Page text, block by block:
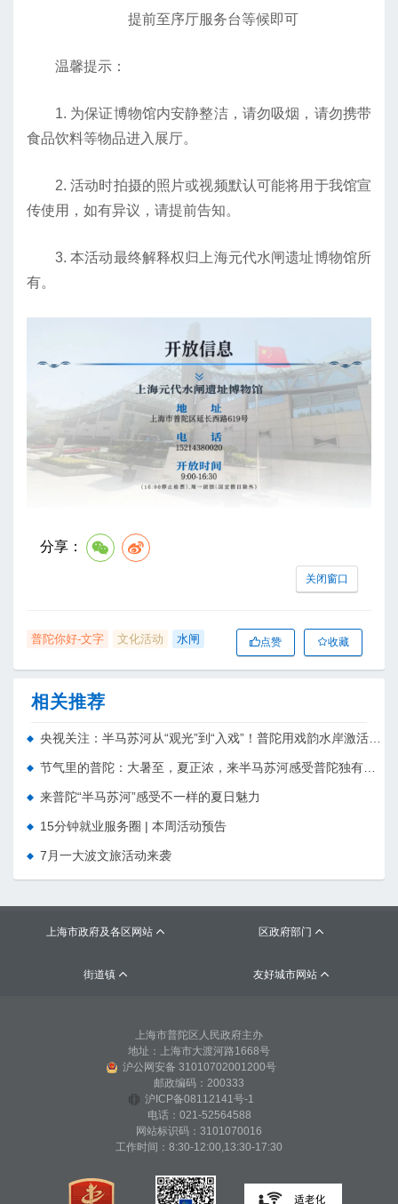
提前至序厅服务台等候即可
温馨提示：
1. 为保证博物馆内安静整洁，请勿吸烟，请勿携带
食品饮料等物品进入展厅。
2. 活动时拍摄的照片或视频默认可能将用于我馆宣
传使用，如有异议，请提前告知。
3. 本活动最终解释权归上海元代水闸遗址博物馆所
有。
分享：
关闭窗口
普陀你好-文字 文化活动 水闸 点赞 收藏
相关推荐
来普陀“半马苏河”感受不一样的夏日魅力
15分钟就业服务圈 | 本周活动预告
7月一大波文旅活动来袭
上海市政府及各区网站  区政府部门 
街道镇  友好城市网站 
上海市普陀区人民政府主办
地址：上海市大渡河路1668号
沪公网安备 31010702001200号
邮政编码：200333
沪ICP备08112141号-1
电话：021-52564588
网站标识码：3101070016
工作时间：8:30-12:00,13:30-17:30